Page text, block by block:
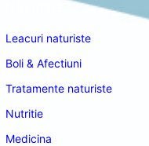
Leacuri naturiste
Boli & Afectiuni
Tratamente naturiste
Nutritie
Medicina